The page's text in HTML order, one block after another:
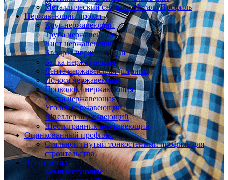
Металлический сайдинг Металл Профиль
Нержавеющий прокат
Круг нержавеющий
Труба нержавеющая
Лист нержавеющий
Квадрат нержавеющий
Балка нержавеющая
Лента нержавеющая (штрипс)
Полоса нержавеющая
Проволока нержавеющая
Сетка нержавеющая
Уголок нержавеющий
Швеллер нержавеющий
Шестигранник нержавеющий
Оцинкованный профиль
Стальной гнутый тонкостенный профиль для
строительства
Профнастил
Комплектующие